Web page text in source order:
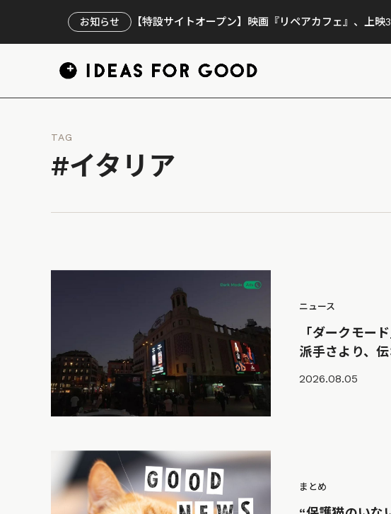
お知らせ 【特設サイトオープン】映画『リペアカフェ』、上
TAG
#イタリア
ニュース
「ダークモー
派手さより、
2026.08.05
まとめ